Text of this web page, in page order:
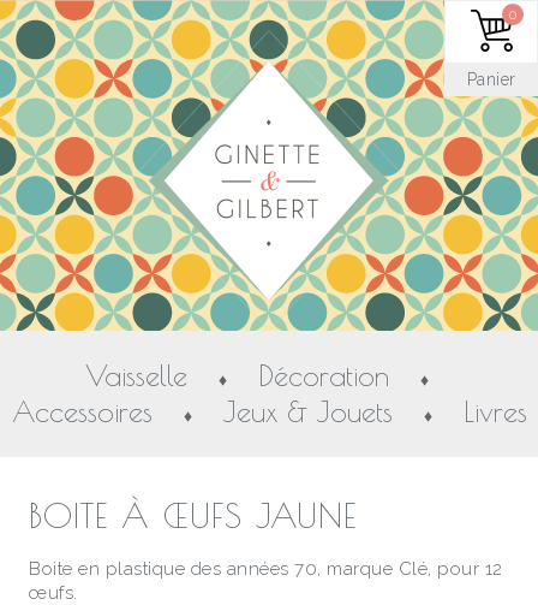
Vaisselle ♦ Décoration ♦
Accessoires ♦ Jeux & Jouets ♦ Livres
BOITE À ŒUFS JAUNE
Boite en plastique des années 70, marque Clé, pour 12
œufs.
Panier
0